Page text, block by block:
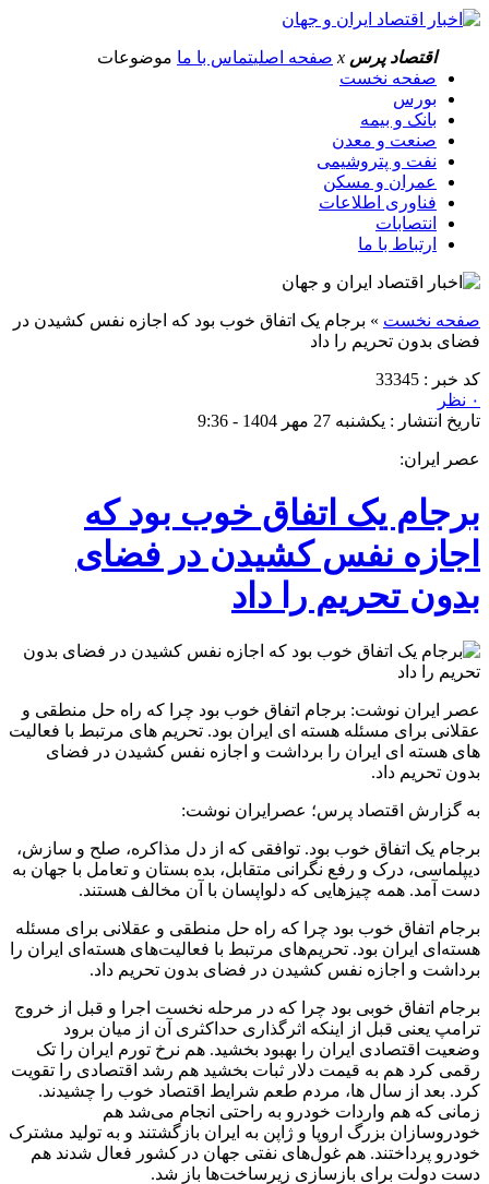
اقتصاد پرس x صفحه اصلیتماس با ما موضوعات
صفحه نخست
بورس
بانک و بیمه
صنعت و معدن
نفت و پتروشیمی
عمران و مسکن
فناوری اطلاعات
انتصابات
ارتباط با ما
صفحه نخست » برجام یک اتفاق خوب بود که اجازه نفس کشیدن در
فضای بدون تحریم را داد
کد خبر : 33345
۰ نظر
تاریخ انتشار : یکشنبه 27 مهر 1404 - 9:36
عصر ایران:
برجام یک اتفاق خوب بود که
اجازه نفس کشیدن در فضای
بدون تحریم را داد
عصر ایران نوشت: برجام اتفاق خوب بود چرا که راه حل منطقی و
عقلانی برای مسئله هسته ای ایران بود. تحریم های مرتبط با فعالیت
های هسته ای ایران را برداشت و اجازه نفس کشیدن در فضای
بدون تحریم داد.
به گزارش اقتصاد پرس؛ عصرایران نوشت:
برجام یک اتفاق خوب بود. توافقی که از دل مذاکره، صلح و سازش،
دیپلماسی، درک و رفع نگرانی متقابل، بده بستان و تعامل با جهان به
دست آمد. همه چیز‌هایی که دلواپسان با آن مخالف هستند.
برجام اتفاق خوب بود چرا که راه حل منطقی و عقلانی برای مسئله
هسته‌ای ایران بود. تحریم‌های مرتبط با فعالیت‌های هسته‌ای ایران را
برداشت و اجازه نفس کشیدن در فضای بدون تحریم داد.
برجام اتفاق خوبی بود چرا که در مرحله نخست اجرا و قبل از خروج
ترامپ یعنی قبل از اینکه اثرگذاری حداکثری آن از میان برود
وضعیت اقتصادی ایران را بهبود بخشید. هم نرخ تورم ایران را تک
رقمی کرد هم به قیمت دلار ثبات بخشید هم رشد اقتصادی را تقویت
کرد. بعد از سال ها، مردم طعم شرایط اقتصاد خوب را چشیدند.
زمانی که هم واردات خودرو به راحتی انجام می‌شد هم
خودروسازان بزرگ اروپا و ژاپن به ایران بازگشتند و به تولید مشترک
خودرو پرداختند. هم غول‌های نفتی جهان در کشور فعال شدند هم
دست دولت برای بازسازی زیرساخت‌ها باز شد.